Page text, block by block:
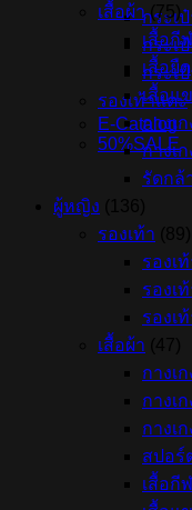
กระเ
กระเป๋
กระเ
รองเท้าแตะ
E-Catalog
50%SALE
เสื้อผ้า (75)
เสื้อกี
เสื้อยืด
เสื้อแ
กางเ
กางเ
รัดกล้
ผู้หญิง
รองเท้า
รองเ
รองเ
รองเ
เสื้อผ้า
กางเ
กางเ
กางเ
สปอร์
เสื้อกี